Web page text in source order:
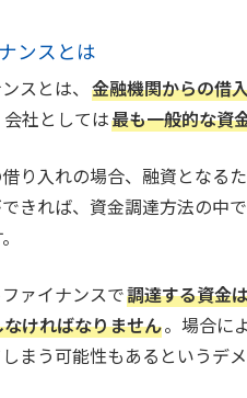
ンスとは
スとは、 金融機関からの借
社としては最も一般的な資
り入れの場合、融資となる
きれば、資金調達方法の中
ァイナンスで調達する資金
ければなりません。場合に
まう可能性もあるというデメ